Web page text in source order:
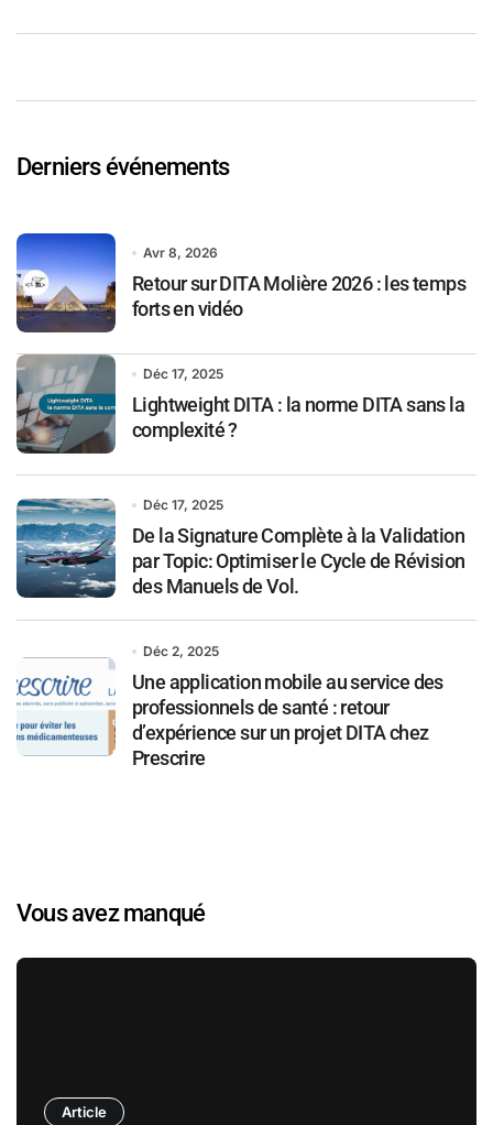
Derniers événements
Avr 8, 2026
Retour sur DITA Molière 2026 : les temps
forts en vidéo
Déc 17, 2025
Lightweight DITA : la norme DITA sans la
complexité ?
Déc 17, 2025
De la Signature Complète à la Validation
par Topic: Optimiser le Cycle de Révision
des Manuels de Vol.
Déc 2, 2025
Une application mobile au service des
professionnels de santé : retour
d’expérience sur un projet DITA chez
Prescrire
Vous avez manqué
Article